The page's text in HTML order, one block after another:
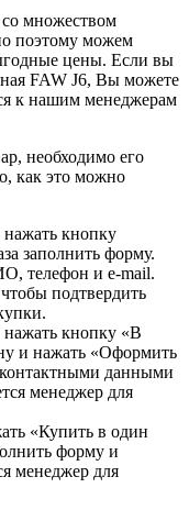
множеством
поэтому можем
цены. Если вы
FAW J6, Вы можете
к нашим менеджерам
необходимо его
как это можно
кнопку
заполнить форму.
телефон и e-mail.
подтвердить
кнопку «В
и нажать «Оформить
контактными данными
менеджер для
«Купить в один
форму и
менеджер для